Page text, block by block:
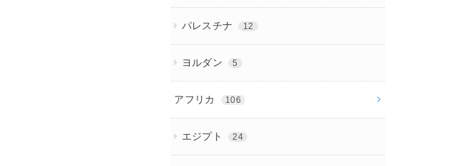
パレスチナ 12
ヨルダン 5
アフリカ 106
エジプト 24